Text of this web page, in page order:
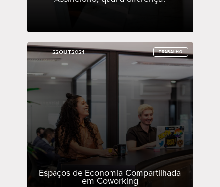
22OUT2024 TRABALHO
Espaços de Economia Compartilhada
em Coworking
22OUT2024 TRABALHO